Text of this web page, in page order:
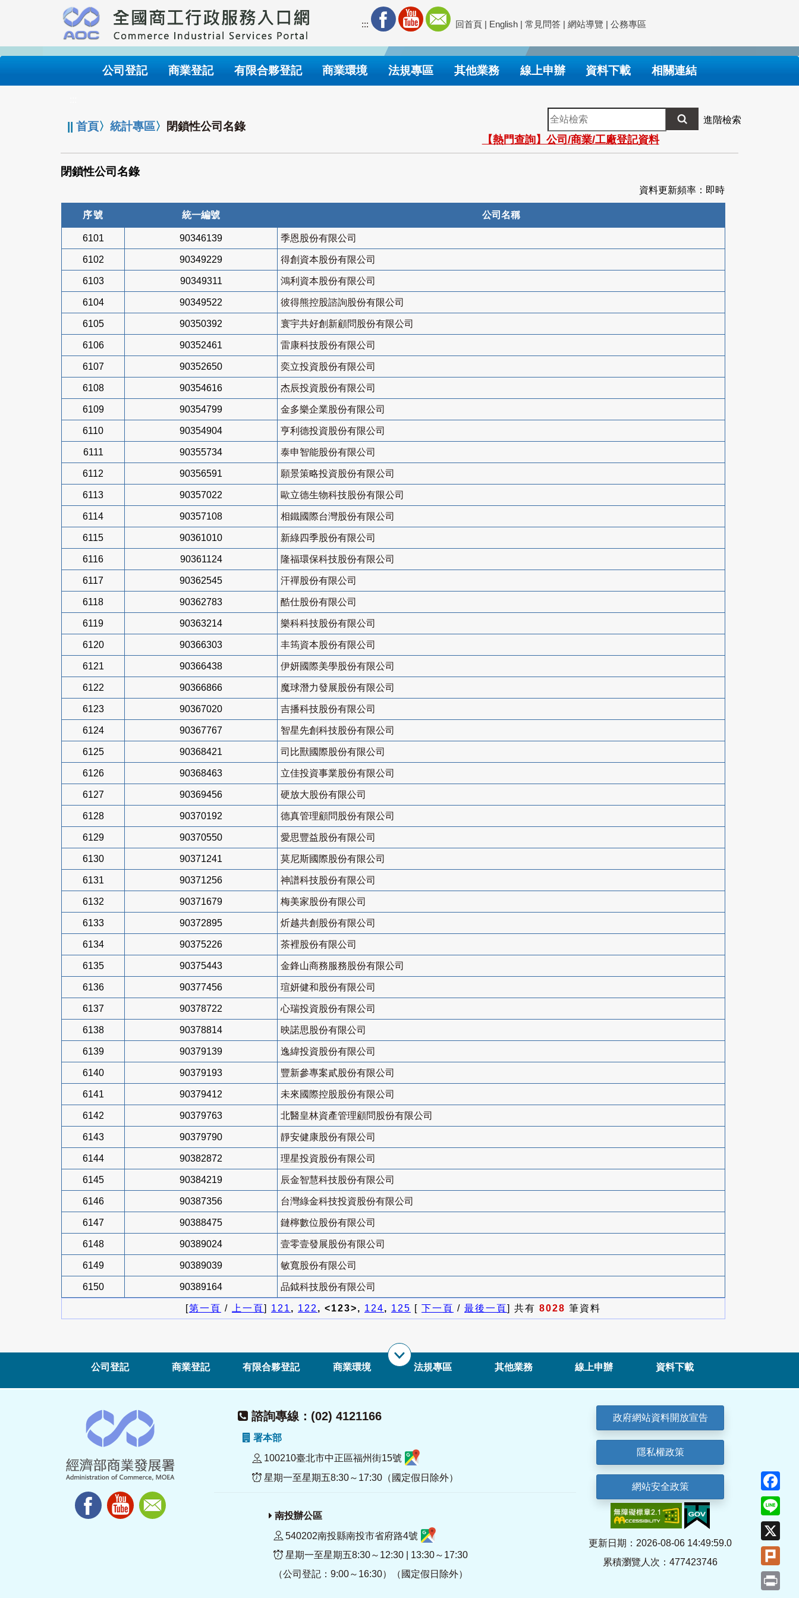
要
內
::: 回首頁 | English | 常見問答 | 網站導覽 | 公務專區
公司登記 商業登記 有限合夥登記 商業環境 法規專區 其他業務 線上申辦 資料下載 相關連結
||首頁〉統計專區〉 閉鎖性公司名錄
全
站
檢
索
進階檢索
【熱門查詢】公司/商業/工廠登記資料
閉鎖性公司名錄
資料更新頻率：即時
序號 統一編號 公司名稱
6101 90346139 季恩股份有限公司
6102 90349229 得創資本股份有限公司
6103 90349311 鴻利資本股份有限公司
6104 90349522 彼得熊控股諮詢股份有限公司
6105 90350392 寰宇共好創新顧問股份有限公司
6106 90352461 雷康科技股份有限公司
6107 90352650 奕立投資股份有限公司
6108 90354616 杰辰投資股份有限公司
6109 90354799 金多樂企業股份有限公司
6110 90354904 亨利德投資股份有限公司
6111 90355734 泰申智能股份有限公司
6112 90356591 願景策略投資股份有限公司
6113 90357022 歐立德生物科技股份有限公司
6114 90357108 相鐵國際台灣股份有限公司
6115 90361010 新綠四季股份有限公司
6116 90361124 隆福環保科技股份有限公司
6117 90362545 汗禪股份有限公司
6118 90362783 酷仕股份有限公司
6119 90363214 樂科科技股份有限公司
6120 90366303 丰筠資本股份有限公司
6121 90366438 伊妍國際美學股份有限公司
6122 90366866 魔球潛力發展股份有限公司
6123 90367020 吉播科技股份有限公司
6124 90367767 智星先創科技股份有限公司
6125 90368421 司比獸國際股份有限公司
6126 90368463 立佳投資事業股份有限公司
6127 90369456 硬放大股份有限公司
6128 90370192 德真管理顧問股份有限公司
6129 90370550 愛思豐益股份有限公司
6130 90371241 莫尼斯國際股份有限公司
6131 90371256 神譜科技股份有限公司
6132 90371679 梅美家股份有限公司
6133 90372895 炘越共創股份有限公司
6134 90375226 茶裡股份有限公司
6135 90375443 金鋒山商務服務股份有限公司
6136 90377456 瑄妍健和股份有限公司
6137 90378722 心瑞投資股份有限公司
6138 90378814 映諾思股份有限公司
6139 90379139 逸緯投資股份有限公司
6140 90379193 豐新參專案貳股份有限公司
6141 90379412 未來國際控股股份有限公司
6142 90379763 北醫皇林資產管理顧問股份有限公司
6143 90379790 靜安健康股份有限公司
6144 90382872 理星投資股份有限公司
6145 90384219 辰金智慧科技股份有限公司
6146 90387356 台灣綠金科技投資股份有限公司
6147 90388475 鏈檸數位股份有限公司
6148 90389024 壹零壹發展股份有限公司
6149 90389039 敏寬股份有限公司
6150 90389164 品鉞科技股份有限公司
[第一頁 / 上一頁] 121, 122, <123>, 124, 125 [ 下一頁 / 最後一頁] 共有 8028 筆資料
公司登記 商業登記 有限合夥登記 商業環境 法規專區 其他業務 線上申辦 資料下載
諮詢專線：(02) 4121166
署本部
100210臺北市中正區福州街15號
星期一至星期五8:30～17:30（國定假日除外）
南投辦公區
540202南投縣南投市省府路4號
星期一至星期五8:30～12:30 | 13:30～17:30
（公司登記：9:00～16:30）（國定假日除外）
政府網站資料開放宣告
隱私權政策
網站安全政策
更新日期：2026-08-06 14:49:59.0
累積瀏覽人次：477423746